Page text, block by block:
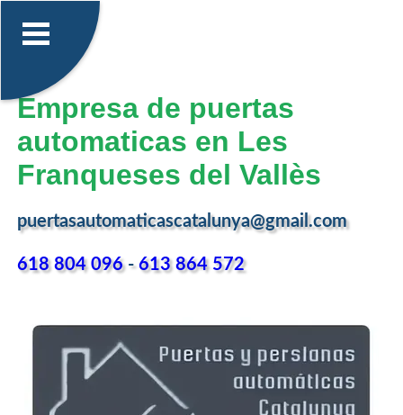
Empresa de puertas
automaticas en Les
Franqueses del Vallès
puertasautomaticascatalunya@gmail.com
618 804 096-613 864 572